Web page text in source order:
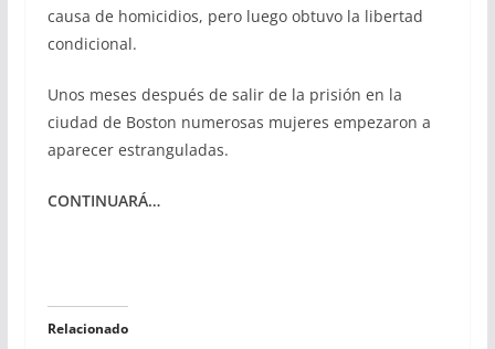
causa de homicidios, pero luego obtuvo la libertad
condicional.
Unos meses después de salir de la prisión en la
ciudad de Boston numerosas mujeres empezaron a
aparecer estranguladas.
CONTINUARÁ…
Relacionado